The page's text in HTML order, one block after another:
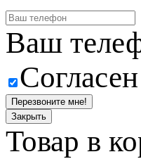
Ваш
Перезвоните мне!
Закрыть
Товар в